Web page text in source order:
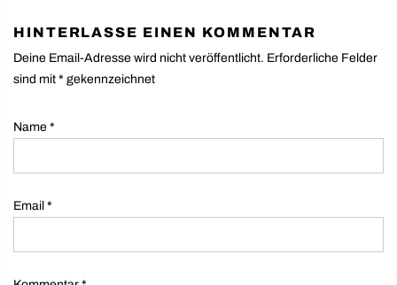
HINTERLASSE EINEN KOMMENTAR
Deine Email-Adresse wird nicht veröffentlicht. Erforderliche Felder
sind mit * gekennzeichnet
Name *
Email *